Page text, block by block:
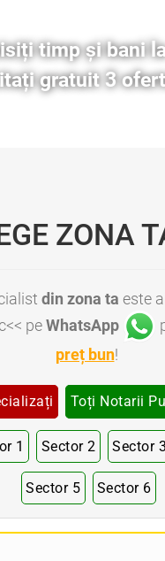
timp și bani
gratuit 3
ZONA
din zona ta este
peWhatsApp
preț bun!
Toți Notarii
1 Sector 2 Sector 3
Sector 5 Sector 6
• Notari Publici Sector 3 Bucuresti • Notari Publici Sector 4 Bucuresti • Notari Publici Sector 5 Bucuresti •